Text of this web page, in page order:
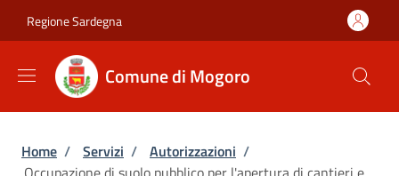
Regione Sardegna
Comune di Mogoro
Briciole di pane
Home / Servizi / Autorizzazioni /